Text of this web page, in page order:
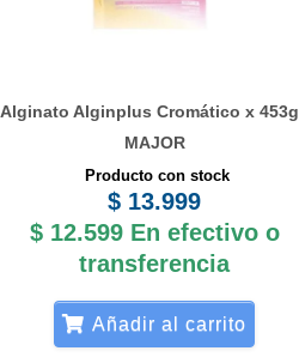
Alginato Alginplus Cromático x
MAJOR
Producto con stock
$ 13.999
$12.599 En efectivo o
transferencia
Añadir al carrito